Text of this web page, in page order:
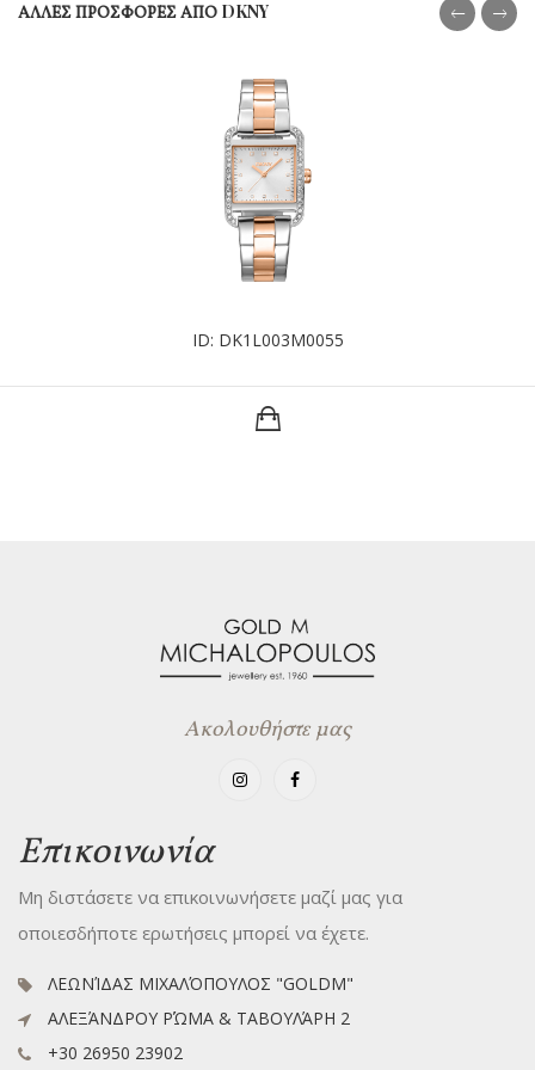
ΑΛΛΕΣ ΠΡΟΣΦΟΡΕΣ ΑΠΟ DKNY
ID: DK1L003M0055
Ακολουθήστε μας
Επικοινωνία
Μη διστάσετε να επικοινωνήσετε μαζί μας για
οποιεσδήποτε ερωτήσεις μπορεί να έχετε.
ΛΕΩΝΊΔΑΣ ΜΙΧΑΛΌΠΟΥΛΟΣ "GOLDM"
ΑΛΕΞΆΝΔΡΟΥ ΡΏΜΑ & ΤΑΒΟΥΛΆΡΗ 2
+30 26950 23902